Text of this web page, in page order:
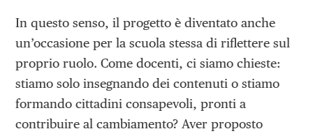
In questo senso, il progetto è diventato anche
un’occasione per la scuola stessa di riflettere sul
proprio ruolo. Come docenti, ci siamo chieste:
stiamo solo insegnando dei contenuti o stiamo
formando cittadini consapevoli, pronti a
contribuire al cambiamento? Aver proposto